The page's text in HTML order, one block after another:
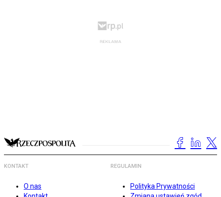
KONTAKT
O nas
REGULAMIN
Polityka Prywatności